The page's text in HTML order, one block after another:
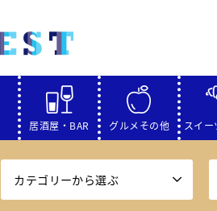
居酒屋・BAR グルメその他 スイ
カテゴリーから選ぶ